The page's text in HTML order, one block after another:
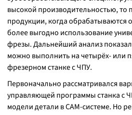
высокой производительностью, то
продукции, когда обрабатываются
более выгодно использование
фрезы. Дальнейший анализ
можно выполнить на четырёх- или
фрезерном станке с ЧПУ.
Первоначально рассматривался
управляющей программы станка с
модели детали в CAM-системе. Но